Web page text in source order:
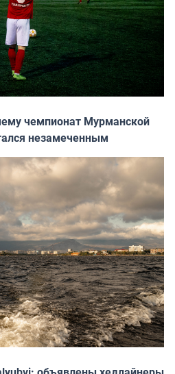
чемпионат Мурманской
незамеченным